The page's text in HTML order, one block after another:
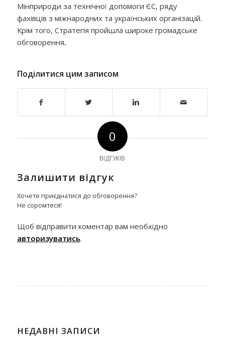
Мінприроди за технічної допомоги ЄС, ряду
фахівців з міжнародних та українських організацій.
Крім того, Стратегія пройшла широке громадське
обговорення.
Поділитися цим записом
0
ВІДГУКІВ
Залишити відгук
Хочете приєднатися до обговорення?
Не соромтеся!
Щоб відправити коментар вам необхідно
авторизуватись.
НЕДАВНІ ЗАПИСИ